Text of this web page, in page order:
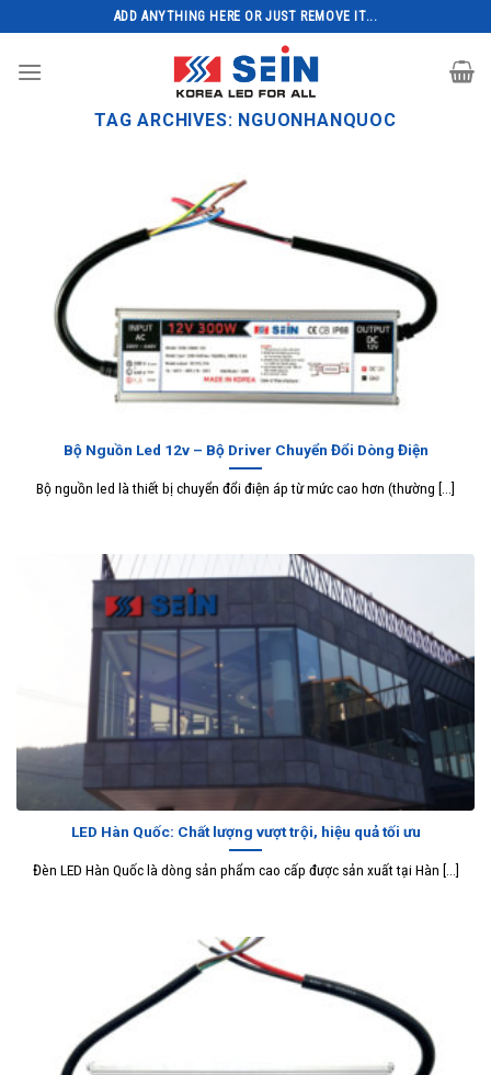
to
content
ADD ANYTHING HERE OR JUST REMOVE IT...
TAG ARCHIVES: NGUONHANQUOC
Bộ Nguồn Led 12v – Bộ Driver Chuyển Đổi Dòng Điện
Bộ nguồn led là thiết bị chuyển đổi điện áp từ mức cao hơn (thường [...]
LED Hàn Quốc: Chất lượng vượt trội, hiệu quả tối ưu
Đèn LED Hàn Quốc là dòng sản phẩm cao cấp được sản xuất tại Hàn [...]